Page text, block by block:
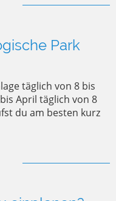
Park
täglich von 8 bis
April täglich von 8
du am besten kurz